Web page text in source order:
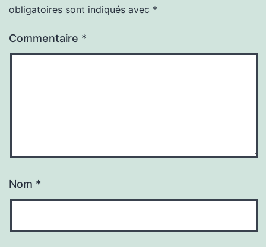
obligatoires sont indiqués avec *
Commentaire *
Nom *